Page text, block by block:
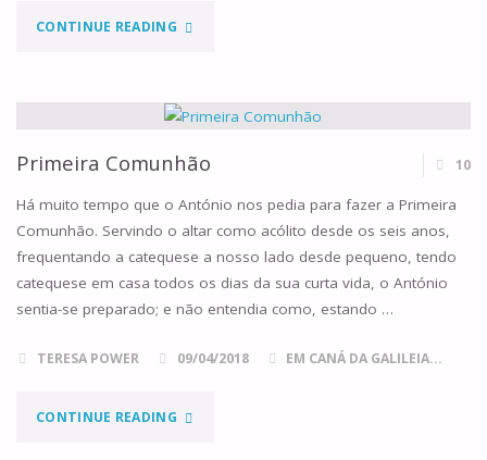
CONTINUE READING"DIA
DE
ABRIL"
Primeira Comunhão 10
Há muito tempo que o António nos pedia para fazer a Primeira
Comunhão. Servindo o altar como acólito desde os seis anos,
frequentando a catequese a nosso lado desde pequeno, tendo
catequese em casa todos os dias da sua curta vida, o António
sentia-se preparado; e não entendia como, estando …
TERESA POWER 09/04/2018 EM CANÁ DA GALILEIA...
CONTINUE READING"PRIMEIRA